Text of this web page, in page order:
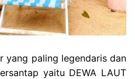
yang paling legendaris dan
yaitu DEWA LAUT